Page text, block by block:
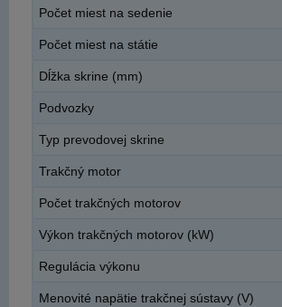
Počet miest na sedenie
Počet miest na státie
Dĺžka skrine (mm)
Podvozky
Typ prevodovej skrine
Trakčný motor
Počet trakčných motorov
Výkon trakčných motorov (kW)
Regulácia výkonu
Menovité napätie trakčnej sústavy (V)